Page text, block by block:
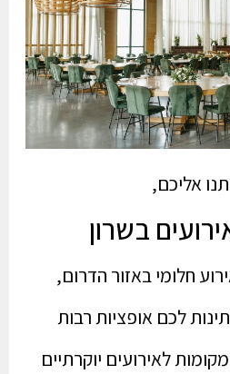
אליכם,
בשרון
חלומי באזור הדרום,
לכם אופציות רבות
לאירועים יוקרתיים